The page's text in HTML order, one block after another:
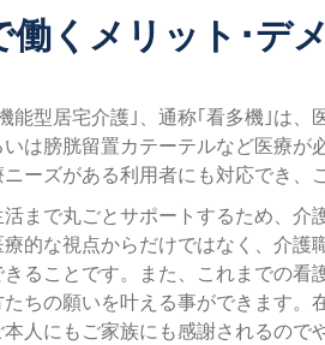
働くメリット･デ
能型居宅介護｣、通称｢看多機｣は、
は膀胱留置カテーテルなど医療
ーズがある利用者にも対応でき、
まで丸ごとサポートするため、
的な視点からだけではなく、介
ることです。また、これまでの
たちの願いを叶える事ができます
人にもご家族にも感謝されるの